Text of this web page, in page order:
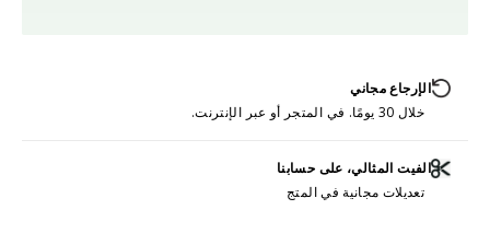
الإرجاع مجاني
خلال 30 يومًا. في المتجر أو عبر الإنترنت.
الفيت المثالي، على حسابنا
تعديلات مجانية في المتج